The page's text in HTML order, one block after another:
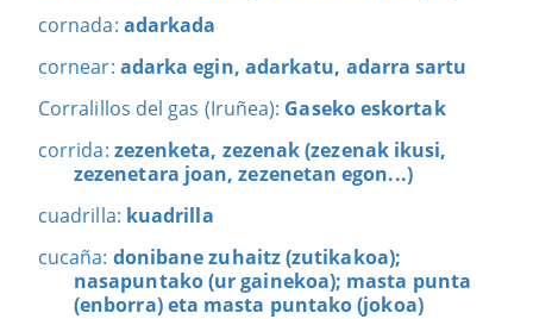
cornada: adarkada
cornear: adarka egin, adarkatu, adarra sartu
Corralillos del gas (Iruñea): Gaseko eskortak
corrida: zezenketa, zezenak (zezenak ikusi,
zezenetara joan, zezenetan egon...)
cuadrilla: kuadrilla
cucaña: donibane zuhaitz (zutikakoa);
nasapuntako (ur gainekoa); masta punta
(enborra) eta masta puntako (jokoa)